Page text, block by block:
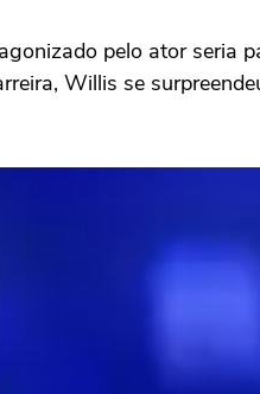
pelo ator seria
Willis se